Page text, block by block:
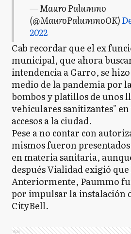
— Mauro Palummo
(@MauroPalummoOK)
2022
Cab recordar que el ex
municipal, que ahora
intendencia a Garro, se
medio de la pandemia por
bombos y platillos de unos
vehiculares sanitizantes"
accesos a la ciudad.
Pese a no contar con
mismos fueron
en materia sanitaria,
después Vialidad exigió
Anteriormente, Paummo
por impulsar la instalación
CityBell.
Ads